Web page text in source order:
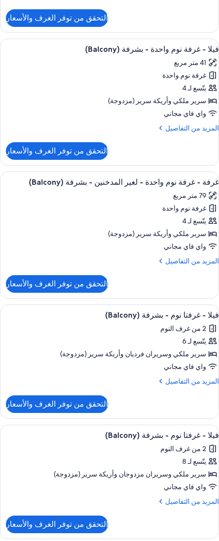
فيلا
غرفة
واحدة
التحقق من توفر الغرف والأسعار
استعراض
جميع
صور
فيلا
-
غرفة
نوم
واحدة
-
أغطية فراش متميزة وخزنة داخل
4
فيلا - غرفة نوم واحدة - بشرفة (Balcony)
41 متر مربع
غرفة نوم واحدة
يتّسع لـ 4
سرير ملكي‫‬ وأريكة سرير (مزدوجة)
واي فاي مجاني
المزيد من التفاصيل
المزيد
فيلا
غرفة
نوم
واحدة
بشرفة
التحقق من توفر الغرف والأسعار
استعراض
جميع
صور
غرفة
-
غرفة
نوم
واحدة
-
بشرفة
3
غرفة - غرفة نوم واحدة - لغير المدخنين - بشرفة (Balcony)
79 متر مربع
غرفة نوم واحدة
يتّسع لـ 4
سرير ملكي‫‬ وأريكة سرير (مزدوجة)
واي فاي مجاني
المزيد من التفاصيل
المزيد
غرفة
غرفة
واحدة
المدخنين
-
(Balcony)
التحقق من توفر الغرف والأسعار
استعراض
جميع
صور
فيلا
-
غرفتا
نوم
(Balcony)
10
فيلا - غرفتا نوم - بشرفة (Balcony)
2 من غرف النوم
يتّسع لـ 6
سرير ملكي‫‬ وسريران فرديان‫‬ وأريكة سرير (مزدوجة)
واي فاي مجاني
المزيد من التفاصيل
المزيد
فيلا
غرفتا
بشرفة
التحقق من توفر الغرف والأسعار
استعراض
جميع
صور
فيلا
-
غرفتا
نوم
(Balcony)
6
فيلا - غرفتا نوم - بشرفة (Balcony)
2 من غرف النوم
يتّسع لـ 8
سرير ملكي‫‬ وسريران مزدوجان‫‬ وأريكة سرير (مزدوجة)
واي فاي مجاني
المزيد من التفاصيل
المزيد
فيلا
التحقق من توفر الغرف والأسعار